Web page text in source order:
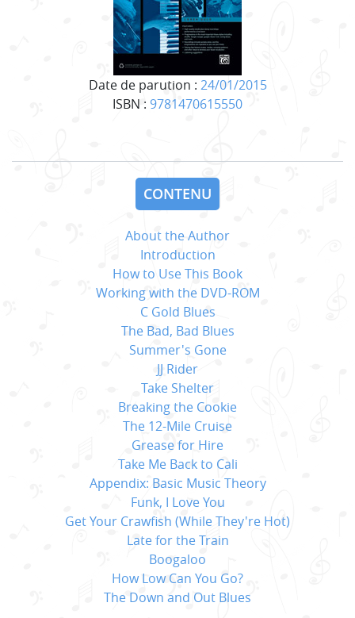
Date de parution : 24/01/2015
ISBN : 9781470615550
CONTENU
About the Author
Introduction
How to Use This Book
Working with the DVD-ROM
C Gold Blues
The Bad, Bad Blues
Summer's Gone
JJ Rider
Take Shelter
Breaking the Cookie
The 12-Mile Cruise
Grease for Hire
Take Me Back to Cali
Appendix: Basic Music Theory
Funk, I Love You
Get Your Crawfish (While They're Hot)
Late for the Train
Boogaloo
How Low Can You Go?
The Down and Out Blues